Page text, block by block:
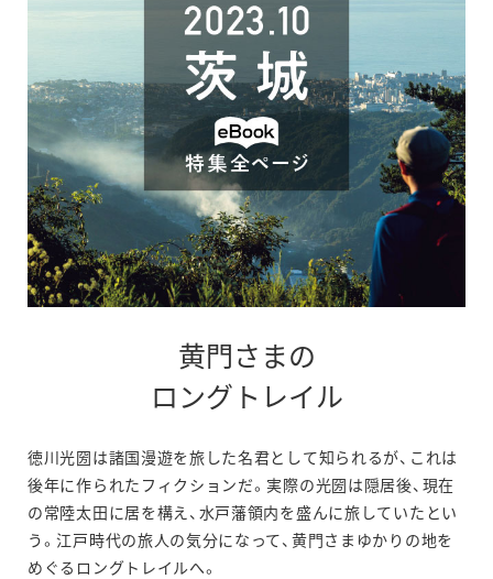
黄門さまの
ロングトレイル別
ィ
ン
ド
徳川光圀は諸国漫遊を旅した名君として知られるが、これは
後年に作られたフィクションだ。実際の光圀は隠居後、現在
の常陸太田に居を構え、水戸藩領内を盛んに旅していたとい
う。江戸時代の旅人の気分になって、黄門さまゆかりの地を
めぐるロングトレイルへ。